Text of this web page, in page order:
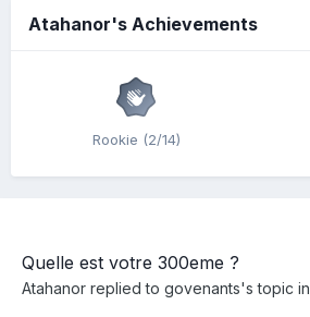
Atahanor's Achievements
Rookie (2/14)
Quelle est votre 300eme ?
Atahanor replied to govenants's topic in